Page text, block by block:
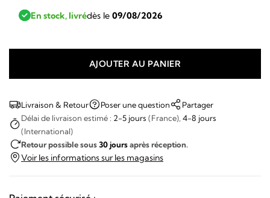
En stock, livrédès le 09/08/2026
Citizen
-
Tsuyosa
Shore
AJOUTER AU PANIER
Livraison & Retour Poser une question
Partager
Délai de livraison estimé : 2-5 jours (France), 4-8 jours
(International)
Retour possible sous30 joursaprès réception.
Voir les informations sur les magasins